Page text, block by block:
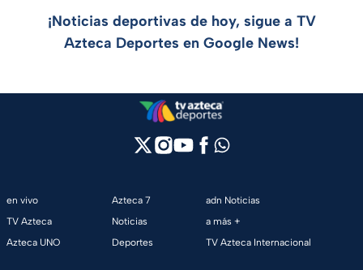
¡Noticias deportivas de hoy, sigue a TV
Azteca Deportes en Google News!
en vivo
TV Azteca
Azteca UNO
Azteca 7
Noticias
Deportes
adn Noticias
a más +
TV Azteca Internacional